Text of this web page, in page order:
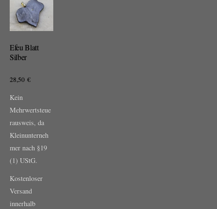
Efeu Blatt
Silber
28,50 €
Kein
Mehrwertsteue
rausweis, da
Kleinunterneh
mer nach §19
(1) UStG.
Kostenloser
Versand
innerhalb